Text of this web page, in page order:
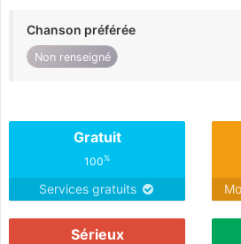
Chanson préférée
Non renseigné
Gratuit
100%
Services gratuits
Sérieux